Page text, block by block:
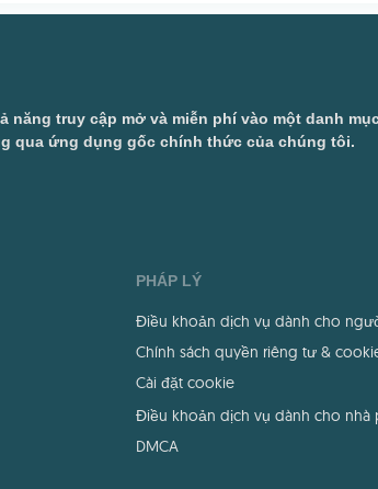
truy cập mở và miễn phí vào một danh
qua ứng dụng gốc chính thức của chúng tôi.
PHÁP LÝ
Điều khoản dịch vụ dành cho
Chính sách quyền riêng tư &
Cài đặt cookie
Điều khoản dịch vụ dành cho nhà
DMCA